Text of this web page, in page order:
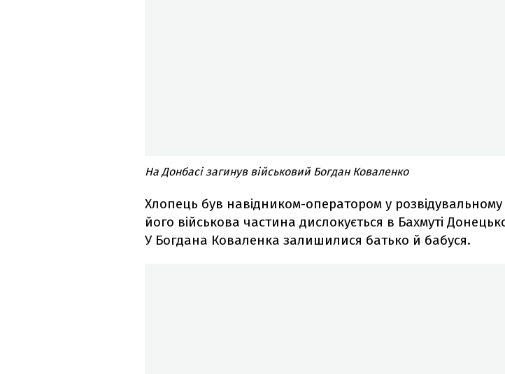
На Донбасі загинув військовий Богдан Коваленко
Хлопець був навідником-оператором у розвідувальному
його військова частина дислокується в Бахмуті
У Богдана Коваленка залишилися батько й бабуся.